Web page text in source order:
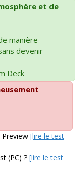
et de
manière
devenir
Deck
Preview [lire le test
(PC) ? [lire le test